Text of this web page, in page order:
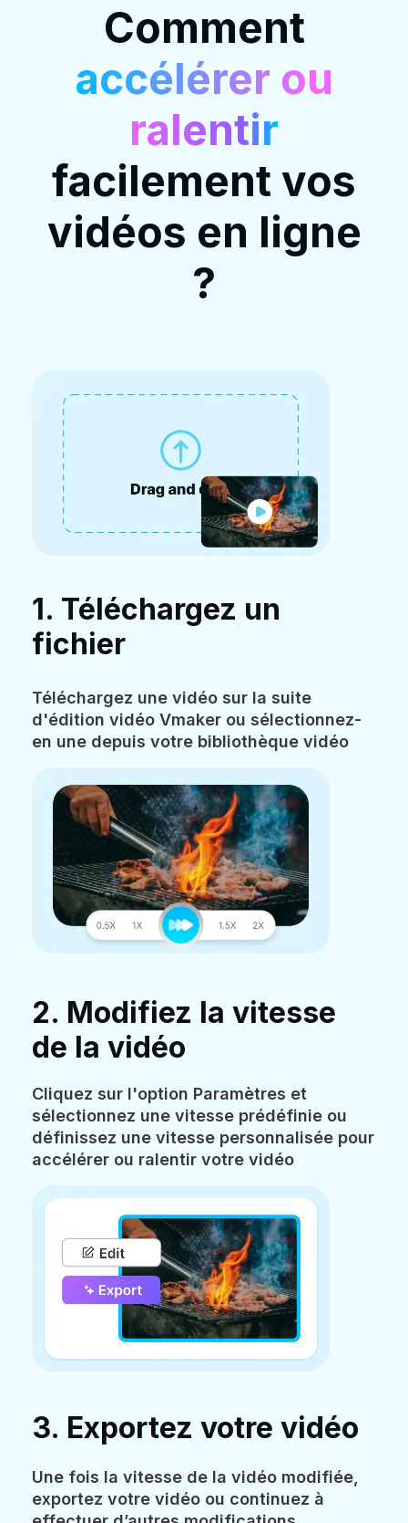
Comment
accélérer ou
ralentir
facilement vos
vidéos en ligne
?
1. Téléchargez un
fichier
Téléchargez une vidéo sur la suite
d'édition vidéo Vmaker ou sélectionnez-
en une depuis votre bibliothèque vidéo
2. Modifiez la vitesse
de la vidéo
Cliquez sur l'option Paramètres et
sélectionnez une vitesse prédéfinie ou
définissez une vitesse personnalisée pour
accélérer ou ralentir votre vidéo
3. Exportez votre vidéo
Une fois la vitesse de la vidéo modifiée,
exportez votre vidéo ou continuez à